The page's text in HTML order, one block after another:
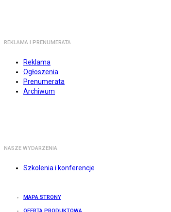
REKLAMA I PRENUMERATA
Reklama
Ogłoszenia
Prenumerata
Archiwum
NASZE WYDARZENIA
Szkolenia i konferencje
MAPA STRONY